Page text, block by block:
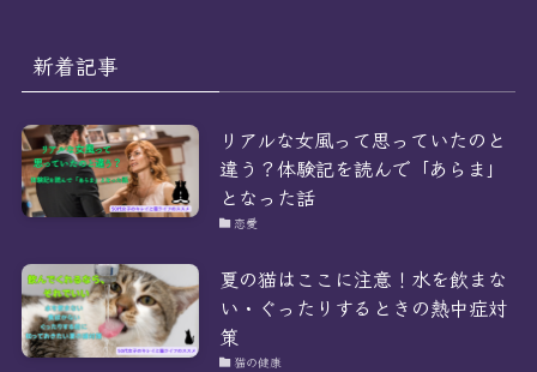
ブ
新着記事
リアルな女風って思っていたのと
違う？体験記を読んで「あらま」
となった話
恋愛
夏の猫はここに注意！水を飲まな
い・ぐったりするときの熱中症対
策
猫の健康